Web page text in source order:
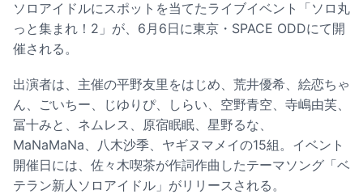
ソロアイドルにスポットを当てたライブイベント「ソロ丸
っと集まれ！2」が、6月6日に東京・SPACE ODDにて開
催される。
出演者は、主催の平野友里をはじめ、荒井優希、絵恋ちゃ
ん、ごいちー、じゆりぴ、しらい、空野青空、寺嶋由芙、
冨十みと、ネムレス、原宿眠眠、星野るな、
MaNaMaNa、八木沙季、ヤギヌマメイの15組。イベント
開催日には、佐々木喫茶が作詞作曲したテーマソング「ベ
テラン新人ソロアイドル」がリリースされる。